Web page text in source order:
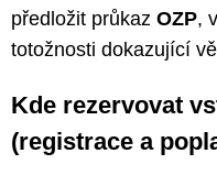
předložit průkaz OZP,
totožnosti dokazující
Kde rezervovat
(registrace a